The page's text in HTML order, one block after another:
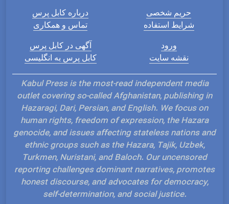
درباره کابل پرس
تماس و همکاری
حریم شخصی
شرایط استفاده
آگهی در کابل پرس
کابل پرس به انگلیسی
ورود
نقشه سایت
Kabul Press is the most-read independent media
outlet covering so-called Afghanistan, publishing in
Hazaragi, Dari, Persian, and English. We focus on
human rights, freedom of expression, the Hazara
genocide, and issues affecting stateless nations and
ethnic groups such as the Hazara, Tajik, Uzbek,
Turkmen, Nuristani, and Baloch. Our uncensored
reporting challenges dominant narratives, promotes
honest discourse, and advocates for democracy,
self-determination, and social justice.